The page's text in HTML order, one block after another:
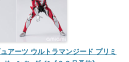
アーツ ウルトラマンジード プリミ